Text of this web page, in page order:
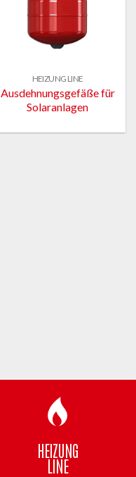
HEIZUNG LINE
Ausdehnungsgefäße für
Solaranlagen
HEIZUNG
LINE